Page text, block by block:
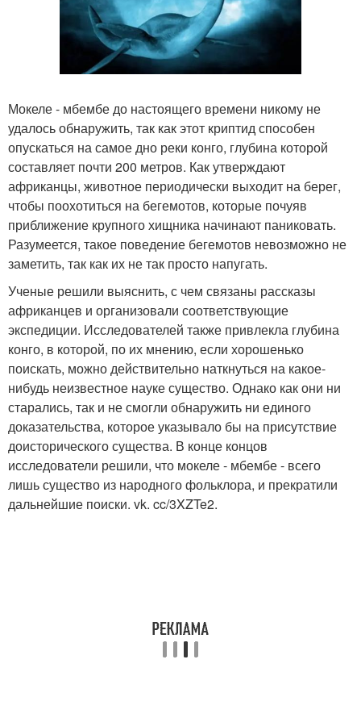
Мокеле - мбембе до настоящего времени никому не
удалось обнаружить, так как этот криптид способен
опускаться на самое дно реки конго, глубина которой
составляет почти 200 метров. Как утверждают
африканцы, животное периодически выходит на берег,
чтобы поохотиться на бегемотов, которые почуяв
приближение крупного хищника начинают паниковать.
Разумеется, такое поведение бегемотов невозможно не
заметить, так как их не так просто напугать.
Ученые решили выяснить, с чем связаны рассказы
африканцев и организовали соответствующие
экспедиции. Исследователей также привлекла глубина
конго, в которой, по их мнению, если хорошенько
поискать, можно действительно наткнуться на какое-
нибудь неизвестное науке существо. Однако как они ни
старались, так и не смогли обнаружить ни единого
доказательства, которое указывало бы на присутствие
доисторического существа. В конце концов
исследователи решили, что мокеле - мбембе - всего
лишь существо из народного фольклора, и прекратили
дальнейшие поиски. vk. cc/3XZTe2.